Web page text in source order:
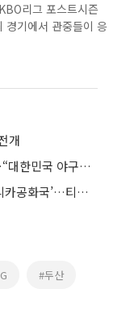
리그 포스트시즌
경기에서 관중들이 응
개
컴투스, ‘2026 KBO 리그’ 공식 스폰서…“대한민국 야구와 동행 넓힌다”
17년 만에 WBC 8강 ‘대한민국 vs 도미니카공화국’…티빙서 생중계
#두산